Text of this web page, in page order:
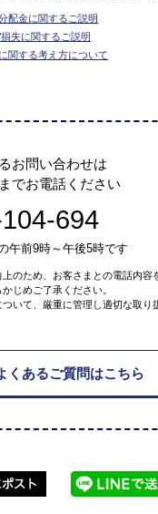
配金に関するご説明
失に関するご説明
関する考え方について
お問い合わせは
でお電話ください
694
午前9時～午後5時です
のため、お客さまとの電話内容
じめご了承ください。
いて、厳重に管理し適切な取り
くあるご質問はこちら